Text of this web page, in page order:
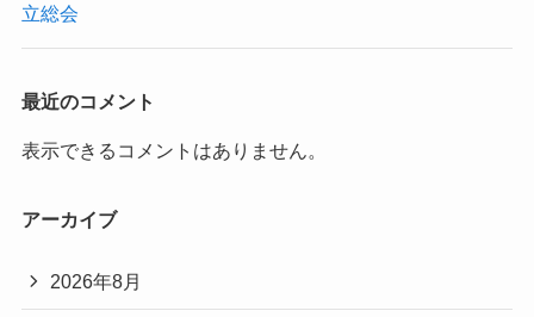
立総会
最近のコメント
表示できるコメントはありません。
アーカイブ
2026年8月